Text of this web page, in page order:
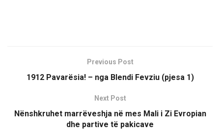
Previous Post
1912 Pavarësia! – nga Blendi Fevziu (pjesa 1)
Next Post
Nënshkruhet marrëveshja në mes Mali i Zi Evropian
dhe partive të pakicave